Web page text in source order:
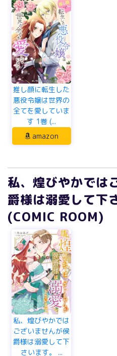
推し顔に転生した
悪役令嬢は世界の
全てを愛していま
す 1巻 (...
amazon
私、煌びやかでは
爵様は溺愛して下
(COMIC ROOM)
私、煌びやかでは
ございませんが侯
爵様は溺愛して下
さいます。 ...